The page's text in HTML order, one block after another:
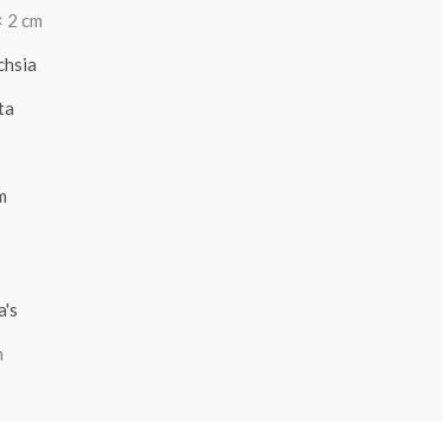
2 cm